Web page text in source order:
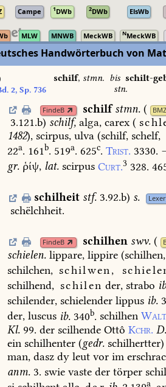
Campe 1DWb 2DWb ElsWb
MLW MNWB MeckWB NMeckWB
Handwörterbuch von
2, Sp. 736
schilf, stmn. bis schilt-
stn.
FindeB schilf stmn. ( BMZ
3.121.b) schilf, alga, carex (
1482), scirpus, ulva (schilf, schelf,
22a. 161b. 519a. 625c. Trist. 3330.
gr. ῥίψ, lat. scirpus Curt.3 328.
schilheit stf. 3.92.b) s. Lexer
schëlchheit.
FindeB schilhen swv. (
schielen. lippare, lippire (schilhen,
schilchen, schilwen,
schilhend, schilen der, strabo
schilender, schielender lippus ib.
der, luscus ib. 340b. schilhen
Kl. 99. der scilhende Ottô Kchr.
ein schilhenter (gedr. schilhertter)
man, dasz dy leut vor im
anm. 3. swie vaste der törper
a